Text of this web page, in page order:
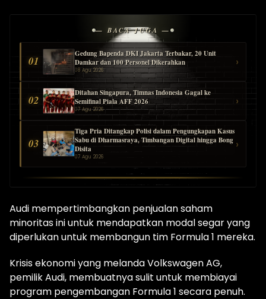
— BACA JUGA —
01
Gedung Bapenda DKI Jakarta Terbakar, 20 Unit
Damkar dan 100 Personel Dikerahkan
08 Agu 2026
›
02
Ditahan Singapura, Timnas Indonesia Gagal ke
Semifinal Piala AFF 2026
07 Agu 2026
›
03
Tiga Pria Ditangkap Polisi dalam Pengungkapan Kasus
Sabu di Dharmasraya, Timbangan Digital hingga Bong
Disita
07 Agu 2026
›
Audi mempertimbangkan penjualan saham
minoritas ini untuk mendapatkan modal segar yang
diperlukan untuk membangun tim Formula 1 mereka.
Krisis ekonomi yang melanda Volkswagen AG,
pemilik Audi, membuatnya sulit untuk membiayai
program pengembangan Formula 1 secara penuh.